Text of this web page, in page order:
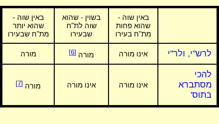
באין שוה -
שהוא פחות
מת"ח בעירו
בשוין - שהוא
שוה לת"ח
שבעירו
באין שוה -
שהוא יותר
מת"ח שבעירו
לרש"י, ולר"י אינו מורה מורה [6] מורה
להכי
מסתברא
בתוס'
אינו מורה אינו מורה מורה [7]